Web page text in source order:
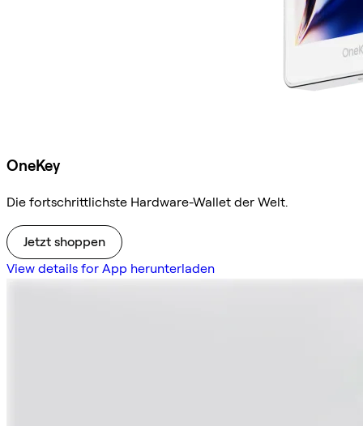
OneKey
Die fortschrittlichste Hardware-Wallet der Welt.
Jetzt shoppen
View details for App herunterladen